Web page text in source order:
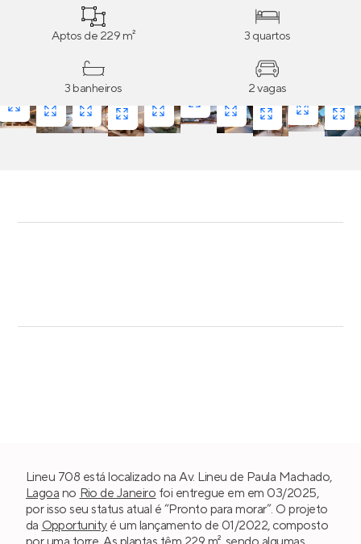
Aptos de 229 m² 3 quartos
3 banheiros 2 vagas
Lineu 708 está localizado na Av. Lineu de Paula Machado,
Lagoa no Rio de Janeiro foi entregue em em 03/2025,
por isso seu status atual é “Pronto para morar”. O projeto
da Opportunity é um lançamento de 01/2022, composto